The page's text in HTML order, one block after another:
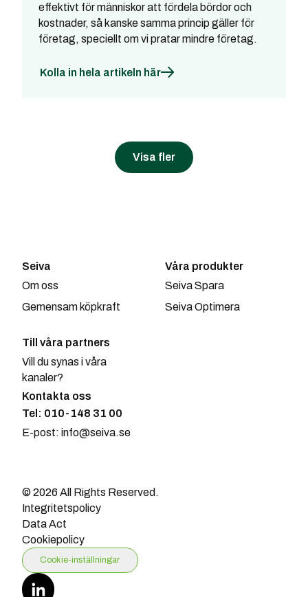
effektivt för människor att fördela bördor och
kostnader, så kanske samma princip gäller för
företag, speciellt om vi pratar mindre företag.
Kolla in hela artikeln här
Visa fler
Seiva
Om oss
Gemensam köpkraft
Våra produkter
Seiva Spara
Seiva Optimera
Till våra partners
Vill du synas i våra
kanaler?
Kontakta oss
Tel: 010-148 31 00
E-post: info@seiva.se
© 2026 All Rights Reserved.
Integritetspolicy
Data Act
Cookiepolicy
Cookie-inställningar